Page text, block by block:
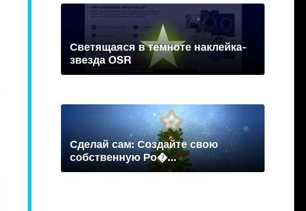
Светящаяся в темноте наклейка-
звезда OSR
Сделай сам: Создайте свою
собственную Ро�...